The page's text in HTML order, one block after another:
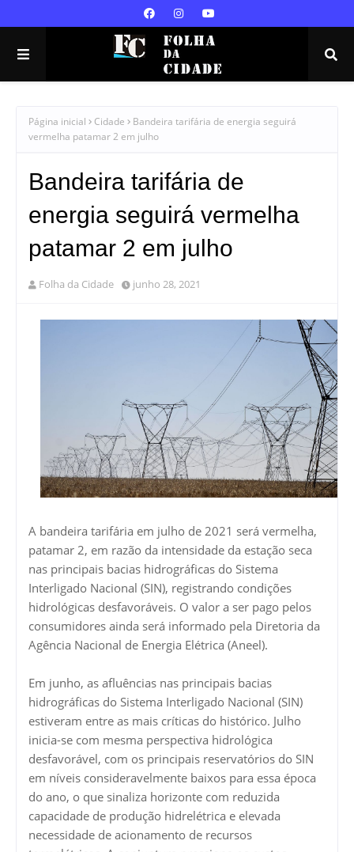
Página inicial Cidade
Bandeira tarifária de energia seguirá
vermelha patamar 2 em julho
Bandeira tarifária de
energia seguirá vermelha
patamar 2 em julho
Folha da Cidade junho 28, 2021
A bandeira tarifária em julho de 2021 será vermelha,
patamar 2, em razão da intensidade da estação seca
nas principais bacias hidrográficas do Sistema
Interligado Nacional (SIN), registrando condições
hidrológicas desfavoráveis. O valor a ser pago pelos
consumidores ainda será informado pela Diretoria da
Agência Nacional de Energia Elétrica (Aneel).
Em junho, as afluências nas principais bacias
hidrográficas do Sistema Interligado Nacional (SIN)
estiveram entre as mais críticas do histórico. Julho
inicia-se com mesma perspectiva hidrológica
desfavorável, com os principais reservatórios do SIN
em níveis consideravelmente baixos para essa época
do ano, o que sinaliza horizonte com reduzida
capacidade de produção hidrelétrica e elevada
necessidade de acionamento de recursos